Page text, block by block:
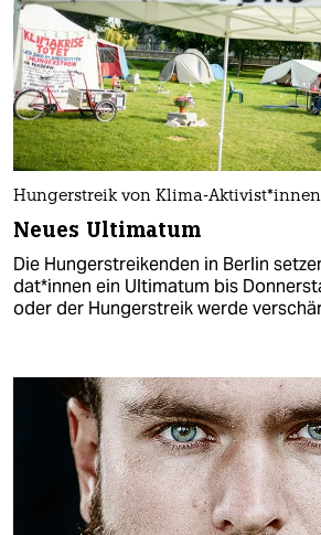
Hungerstreik von Klima-Aktivist*innen
Neues Ultimatum
Die Hungerstreikenden in Berlin
da­t*in­nen ein Ultimatum bis
oder der Hungerstreik werde